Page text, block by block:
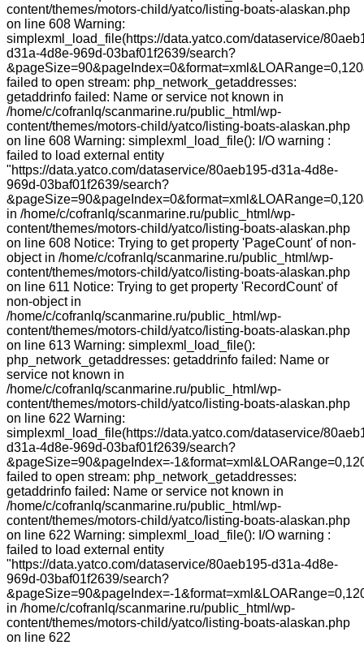
content/themes/motors-child/yatco/listing-boats-alaskan.php
on line 608 Warning:
simplexml_load_file(https://data.yatco.com/dataservice/
d31a-4d8e-969d-03baf01f2639/search?
failed to open stream: php_network_getaddresses:
getaddrinfo failed: Name or service not known in
/home/c/cofranlq/scanmarine.ru/public_html/wp-
content/themes/motors-child/yatco/listing-boats-alaskan.php
on line 608 Warning: simplexml_load_file(): I/O warning :
failed to load external entity
"https://data.yatco.com/dataservice/80aeb195-d31a-4d8e-
969d-03baf01f2639/search?
in /home/c/cofranlq/scanmarine.ru/public_html/wp-
content/themes/motors-child/yatco/listing-boats-alaskan.php
on line 608 Notice: Trying to get property 'PageCount' of non-
object in /home/c/cofranlq/scanmarine.ru/public_html/wp-
content/themes/motors-child/yatco/listing-boats-alaskan.php
on line 611 Notice: Trying to get property 'RecordCount' of
non-object in
/home/c/cofranlq/scanmarine.ru/public_html/wp-
content/themes/motors-child/yatco/listing-boats-alaskan.php
on line 613 Warning: simplexml_load_file():
php_network_getaddresses: getaddrinfo failed: Name or
service not known in
/home/c/cofranlq/scanmarine.ru/public_html/wp-
content/themes/motors-child/yatco/listing-boats-alaskan.php
on line 622 Warning:
simplexml_load_file(https://data.yatco.com/dataservice/
d31a-4d8e-969d-03baf01f2639/search?
&pageSize=90&pageIndex=-
failed to open stream: php_network_getaddresses:
getaddrinfo failed: Name or service not known in
/home/c/cofranlq/scanmarine.ru/public_html/wp-
content/themes/motors-child/yatco/listing-boats-alaskan.php
on line 622 Warning: simplexml_load_file(): I/O warning :
failed to load external entity
"https://data.yatco.com/dataservice/80aeb195-d31a-4d8e-
969d-03baf01f2639/search?
&pageSize=90&pageIndex=-
in /home/c/cofranlq/scanmarine.ru/public_html/wp-
content/themes/motors-child/yatco/listing-boats-alaskan.php
on line 622